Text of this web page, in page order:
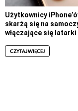
Użytkownicy
skarżą się na
włączające się latarki
CZYTAJ WIĘCEJ